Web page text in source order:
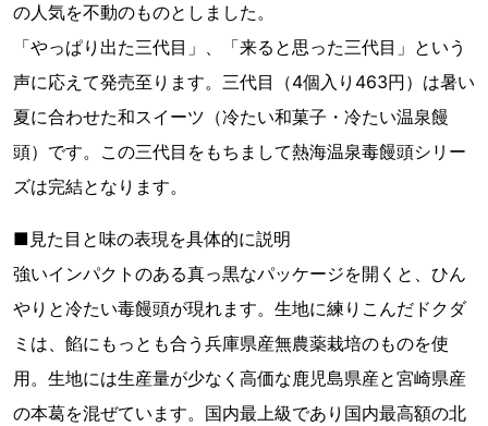
の人気を不動のものとしました。
「やっぱり出た三代目」、「来ると思った三代目」という
声に応えて発売至ります。三代目（4個入り463円）は暑い
夏に合わせた和スイーツ（冷たい和菓子・冷たい温泉饅
頭）です。この三代目をもちまして熱海温泉毒饅頭シリー
ズは完結となります。
■見た目と味の表現を具体的に説明
強いインパクトのある真っ黒なパッケージを開くと、ひん
やりと冷たい毒饅頭が現れます。生地に練りこんだドクダ
ミは、餡にもっとも合う兵庫県産無農薬栽培のものを使
用。生地には生産量が少なく高価な鹿児島県産と宮崎県産
の本葛を混ぜています。国内最上級であり国内最高額の北